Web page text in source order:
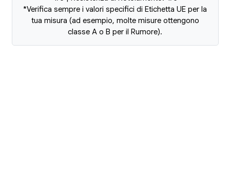
*Verifica sempre i valori specifici di Etichetta UE per la
tua misura (ad esempio, molte misure ottengono
classe A o B per il Rumore).